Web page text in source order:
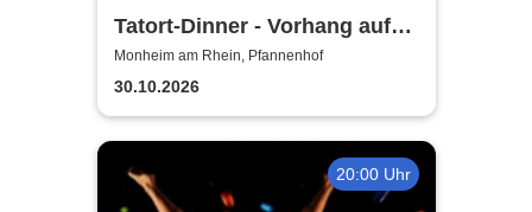
Tatort-Dinner - Vorhang auf
für Mord
Monheim am Rhein, Pfannenhof
30.10.2026
20:00 Uhr